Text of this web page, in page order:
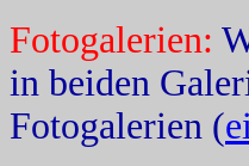
Fotogalerien:
in beiden
Fotogalerien (